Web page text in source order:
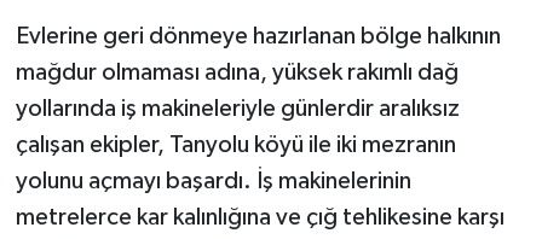
Evlerine geri dönmeye hazırlanan bölge halkının
mağdur olmaması adına, yüksek rakımlı dağ
yollarında iş makineleriyle günlerdir aralıksız
çalışan ekipler, Tanyolu köyü ile iki mezranın
yolunu açmayı başardı. İş makinelerinin
metrelerce kar kalınlığına ve çığ tehlikesine karşı